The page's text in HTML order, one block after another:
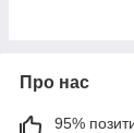
Про нас
95%